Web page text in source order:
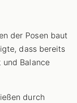
der Posen baut
dass bereits
und Balance
durch